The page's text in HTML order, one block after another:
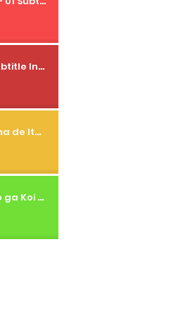
Kaede (2025) - Subtitle Indonesia
Meitantei no Mama de Ite (2026) - 01 Subtitle Indonesia
Natsuiro no Kumo ga Koi to Arashi wo Makiokosu (2026) - 01 Subtitle Indonesia